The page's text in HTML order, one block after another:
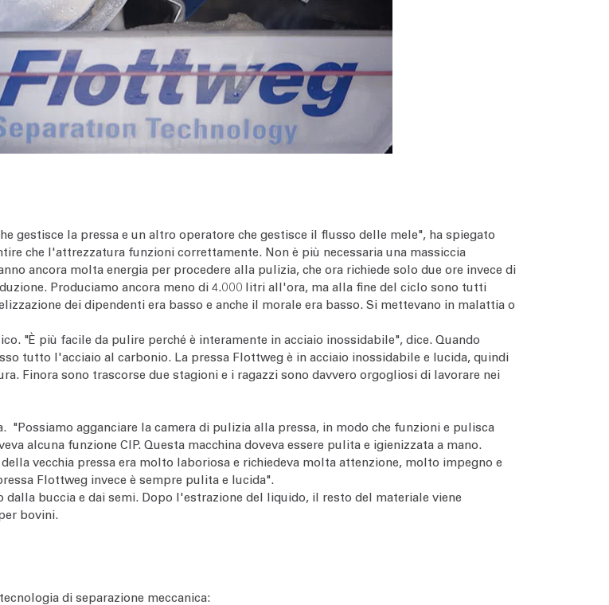
gestisce la pressa e un altro operatore che gestisce il flusso delle mele", ha spiegato
che l'attrezzatura funzioni correttamente. Non è più necessaria una massiccia
ancora molta energia per procedere alla pulizia, che ora richiede solo due ore invece di
Produciamo ancora meno di 4.000 litri all'ora, ma alla fine del ciclo sono tutti
dei dipendenti era basso e anche il morale era basso. Si mettevano in malattia o
"È più facile da pulire perché è interamente in acciaio inossidabile", dice. Quando
tutto l'acciaio al carbonio. La pressa Flottweg è in acciaio inossidabile e lucida, quindi
Finora sono trascorse due stagioni e i ragazzi sono davvero orgogliosi di lavorare nei
"Possiamo agganciare la camera di pulizia alla pressa, in modo che funzioni e pulisca
alcuna funzione CIP. Questa macchina doveva essere pulita e igienizzata a mano.
vecchia pressa era molto laboriosa e richiedeva molta attenzione, molto impegno e
Flottweg invece è sempre pulita e lucida".
buccia e dai semi. Dopo l'estrazione del liquido, il resto del materiale viene
bovini.
di separazione meccanica: